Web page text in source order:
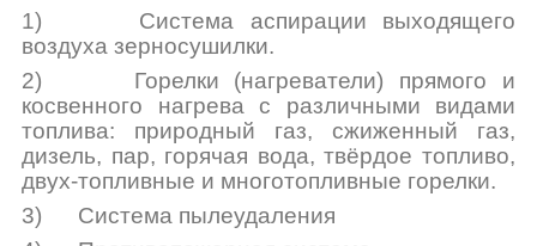
1)
Система аспирации выходящего
воздуха зерносушилки.
2)
Горелки (нагреватели) прямого и
косвенного нагрева с различными видами
топлива: природный газ, сжиженный газ,
дизель, пар, горячая вода, твёрдое топливо,
двух-топливные и многотопливные горелки.
3)
Система пылеудаления